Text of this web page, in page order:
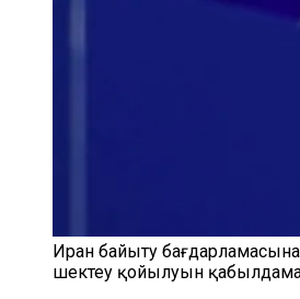
Иран байыту
шектеу қойылуын